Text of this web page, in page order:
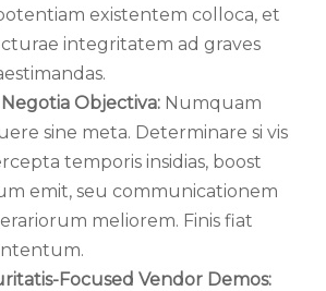
existentem colloca, et
integritatem ad graves
Objectiva: Numquam
sine meta. Determinare si vis
temporis insidias, boost
emit, seu communicationem
meliorem. Finis fiat
Focused Vendor Demos: